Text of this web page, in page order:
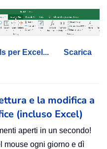
per Excel...
Scarica
e la modifica a
(incluso Excel)
aperti in un secondo!
mouse ogni giorno e dì